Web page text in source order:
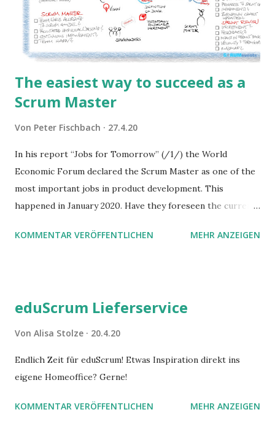
The easiest way to succeed as a
Scrum Master
Von Peter Fischbach 27.4.20
In his report “Jobs for Tomorrow” (/1/) the World
Economic Forum declared the Scrum Master as one of the
most important jobs in product development. This
happened in January 2020. Have they foreseen the current
assembled after some Scrum Master trainings with Jeff
KOMMENTAR VERÖFFENTLICHEN MEHR ANZEIGEN
eduScrum Lieferservice
Von Alisa Stolze 20.4.20
Endlich Zeit für eduScrum! Etwas Inspiration direkt ins
eigene Homeoffice? Gerne!
KOMMENTAR VERÖFFENTLICHEN MEHR ANZEIGEN